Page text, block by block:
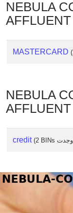
NEBULA
MASTERCARD
NEBULA
credit